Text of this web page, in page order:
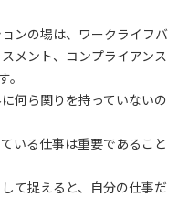
ンの場は、ワークライフバ
メント、コンプライアンス
何ら関りを持っていないの
いる仕事は重要であること
て捉えると、自分の仕事だ